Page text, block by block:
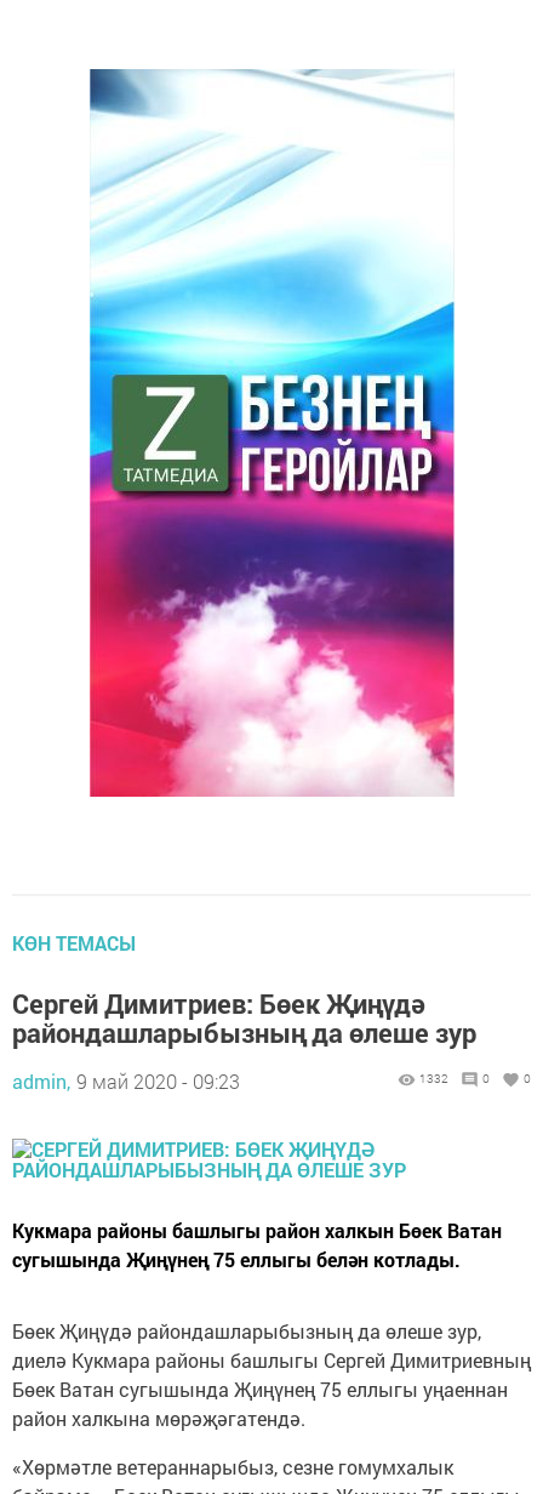
КӨН ТЕМАСЫ
Сергей Димитриев: Бөек Җиңүдә
райондашларыбызның да өлеше зур
admin, 9 май 2020 - 09:23 1332 0 0
Кукмара районы башлыгы район халкын Бөек Ватан
сугышында Җиңүнең 75 еллыгы белән котлады.
Бөек Җиңүдә райондашларыбызның да өлеше зур,
диелә Кукмара районы башлыгы Сергей Димитриевның
Бөек Ватан сугышында Җиңүнең 75 еллыгы уңаеннан
район халкына мөрәҗәгатендә.
«Хөрмәтле ветераннарыбыз, сезне гомумхалык